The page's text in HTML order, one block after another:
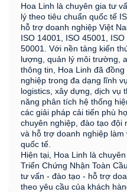
Hoa Linh là chuyên gia tư
lý theo tiêu chuẩn quốc tế
hỗ trợ doanh nghiệp Việt
ISO 14001, ISO 45001,
50001. Với nền tảng kiến
lượng, quản lý môi trường,
thông tin, Hoa Linh đã
nghiệp trong đa dạng lĩnh
logistics, xây dựng, dịch vụ
năng phân tích hệ thống
các giải pháp cải tiến phù
chuyên nghiệp, đào tạo đội
và hỗ trợ doanh nghiệp
quốc tế.
Hiện tại, Hoa Linh là
Triển Chứng Nhận Toàn
tư vấn - đào tạo - hỗ trợ
theo yêu cầu của khách